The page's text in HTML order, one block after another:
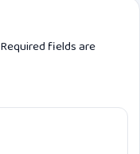
Required fields are